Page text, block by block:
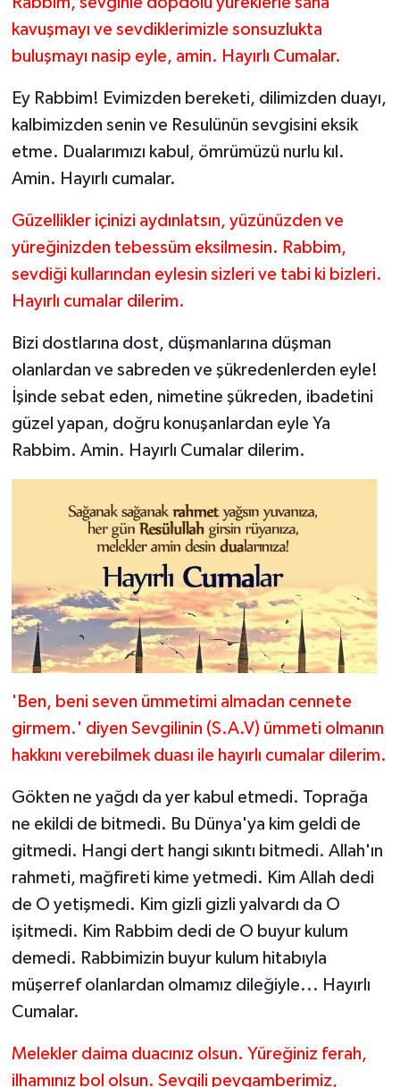
kavuşmayı ve sevdiklerimizle sonsuzlukta
buluşmayı nasip eyle, amin. Hayırlı Cumalar.
Ey Rabbim! Evimizden bereketi, dilimizden duayı,
kalbimizden senin ve Resulünün sevgisini eksik
etme. Dualarımızı kabul, ömrümüzü nurlu kıl.
Amin. Hayırlı cumalar.
Güzellikler içinizi aydınlatsın, yüzünüzden ve
yüreğinizden tebessüm eksilmesin. Rabbim,
sevdiği kullarından eylesin sizleri ve tabi ki bizleri.
Hayırlı cumalar dilerim.
Bizi dostlarına dost, düşmanlarına düşman
olanlardan ve sabreden ve şükredenlerden eyle!
İşinde sebat eden, nimetine şükreden, ibadetini
güzel yapan, doğru konuşanlardan eyle Ya
Rabbim. Amin. Hayırlı Cumalar dilerim.
'Ben, beni seven ümmetimi almadan cennete
girmem.' diyen Sevgilinin (S.A.V) ümmeti olmanın
hakkını verebilmek duası ile hayırlı cumalar dilerim.
Gökten ne yağdı da yer kabul etmedi. Toprağa
ne ekildi de bitmedi. Bu Dünya'ya kim geldi de
gitmedi. Hangi dert hangi sıkıntı bitmedi. Allah'ın
rahmeti, mağfireti kime yetmedi. Kim Allah dedi
de O yetişmedi. Kim gizli gizli yalvardı da O
işitmedi. Kim Rabbim dedi de O buyur kulum
demedi. Rabbimizin buyur kulum hitabıyla
müşerref olanlardan olmamız dileğiyle... Hayırlı
Cumalar.
Melekler daima duacınız olsun. Yüreğiniz ferah,
ilhamınız bol olsun. Sevgili peygamberimiz,